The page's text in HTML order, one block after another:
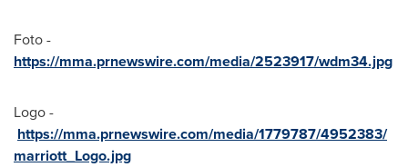
Foto -
https://mma.prnewswire.com/media/2523917/wdm34.jpg
Logo -
https://mma.prnewswire.com/media/1779787/4952383/
marriott_Logo.jpg